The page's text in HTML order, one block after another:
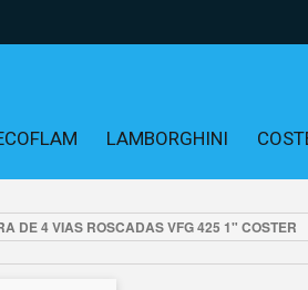
LAMBORGHINI
DE 4 VIAS ROSCADAS VFG 425 1" COSTER